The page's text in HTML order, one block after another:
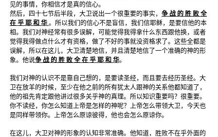
见的事情，你相信才是真的信心。
然后，四十七节后半段，大卫说出一个很重要的事实， 争 战 的 胜 败 全
在 乎 耶 和 华 。所以我们的信心不是盲信，我们信耶稣，是要信他的本
相。我们对神经常有很多误解，可能觉得我得拿什么东西跟他换，或者
觉得我得做点什么才有资格，做了不好的事就没资格求了。这些全都是
误解，所以在这儿，大卫清楚地信，并且清楚地信了一个准确的神的形
象。他说争 战 的 胜 败 全 在 乎 耶 和 华。
我们对神的认识不是靠自己想的，是要读圣经，而且要去经历圣经。大
卫在放羊的时候，至少在他之前的所有犹太人跟神的关系他都知道了，
他的祖先肯定跟他讲过很多关乎神的真理。所以知识重要吗？很重要。
你不读经，你怎么知道上帝是怎样的神呢？上帝怎么带领大卫，今天也
是同样带领你。上帝怎么原谅彼得，他也会怎么原谅你。
在这儿，大卫对神的形象的认知非常准确。他知道，胜败不在乎外面的